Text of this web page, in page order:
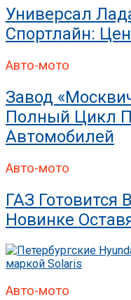
Универсал
Спортлайн:
Авто-мото
Завод
Полный Цикл
Автомобилей
Авто-мото
ГАЗ Готовится
Новинке
Авто-мото